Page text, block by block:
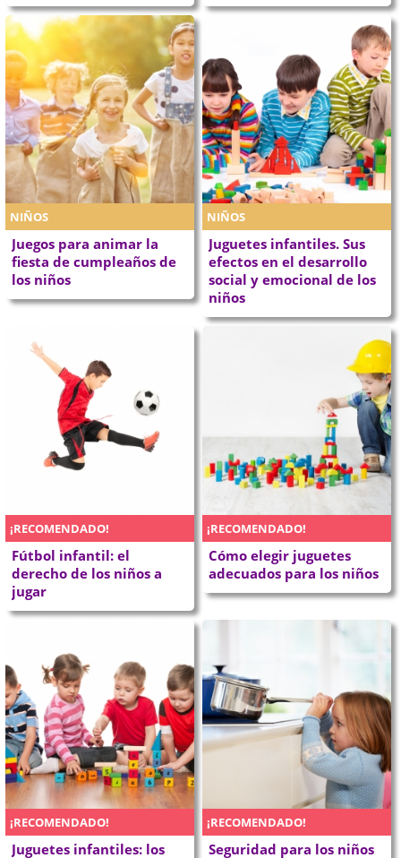
NIÑOS
Juegos para animar la
fiesta de cumpleaños de
los niños
NIÑOS
Juguetes infantiles. Sus
efectos en el desarrollo
social y emocional de los
niños
¡RECOMENDADO!
Fútbol infantil: el
derecho de los niños a
jugar
¡RECOMENDADO!
Cómo elegir juguetes
adecuados para los niños
¡RECOMENDADO!
Juguetes infantiles: los
¡RECOMENDADO!
Seguridad para los niños